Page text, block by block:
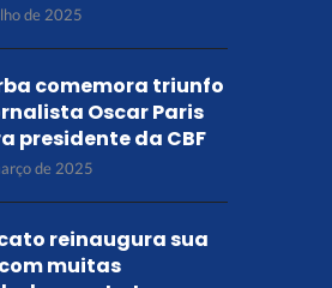
de 2025
comemora triunfo
Oscar Paris
presidente da CBF
de 2025
reinaugura sua
muitas